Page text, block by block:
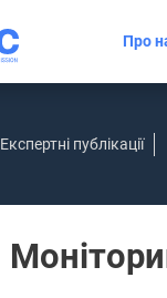
Про
Експертні публікації